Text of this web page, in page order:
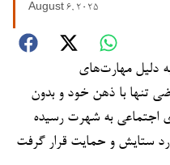
August 6, 2025
دلیل مهارت‌های
تنها با ذهن خود و بدون
اجتماعی به شهرت رسیده
ستایش و حمایت قرار گرفت